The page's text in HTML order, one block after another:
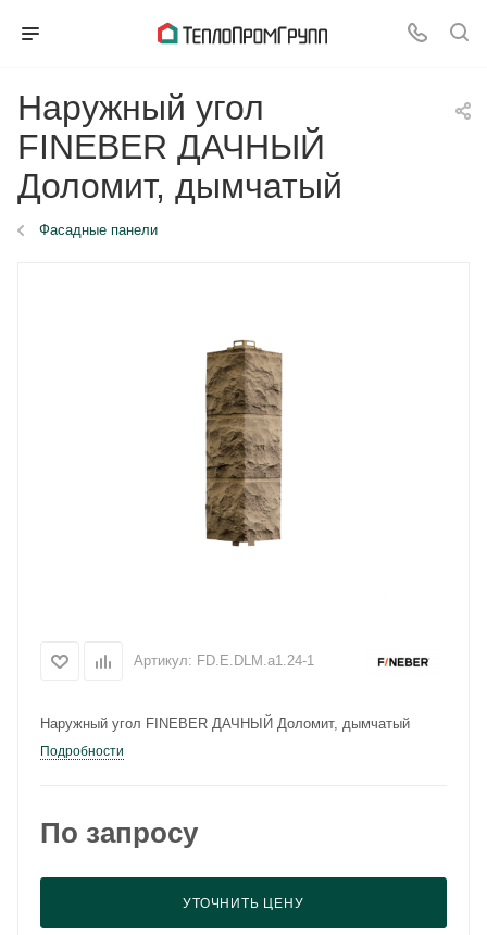
Наружный угол
FINEBER ДАЧНЫЙ
Доломит, дымчатый
Фасадные панели
Артикул: FD.E.DLM.a1.24-1
Наружный угол FINEBER ДАЧНЫЙ Доломит, дымчатый
Подробности
По запросу
УТОЧНИТЬ ЦЕНУ